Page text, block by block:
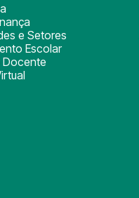
e Setores
Escolar